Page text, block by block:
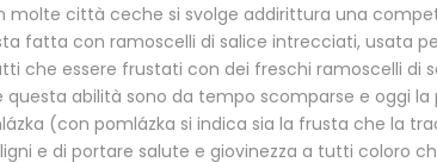
molte città ceche si svolge addirittura una
fatta con ramoscelli di salice intrecciati, usata
che essere frustati con dei freschi ramoscelli di
abilità sono da tempo scomparse e oggi
(con pomlázka si indica sia la frusta che la
e di portare salute e giovinezza a tutti coloro